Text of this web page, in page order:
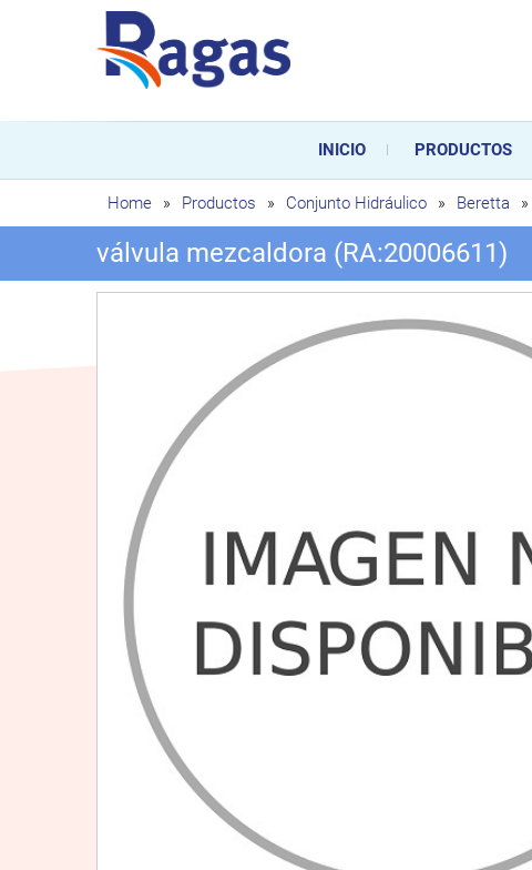
Ragas
Ragas S.L es una empresa
durante toda la vida útil de sus
INICIO PRODUCTOS
Home » Productos » Conjunto Hidráulico » Beretta »
válvula mezcaldora (RA:20006611)